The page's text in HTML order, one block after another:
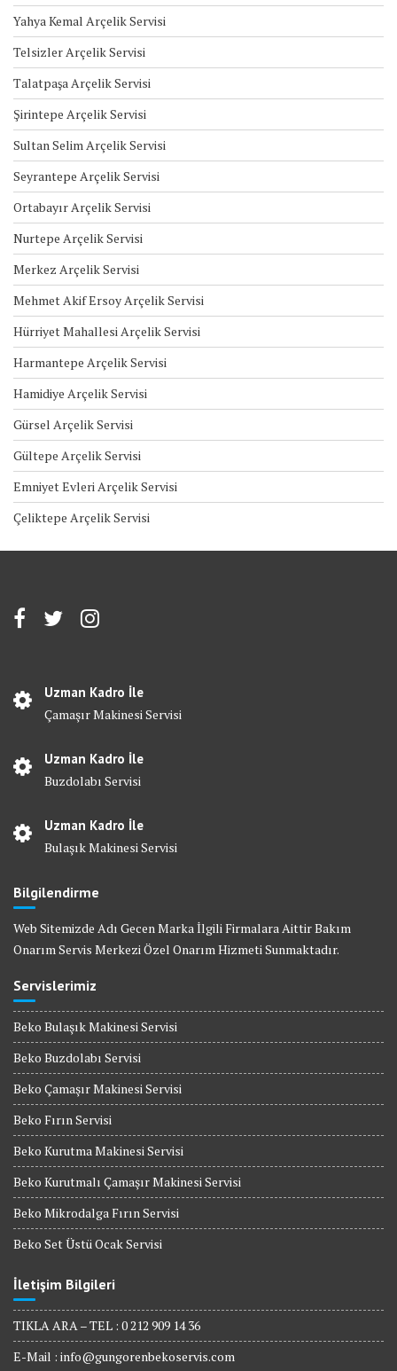
Yahya Kemal Arçelik Servisi
Telsizler Arçelik Servisi
Talatpaşa Arçelik Servisi
Şirintepe Arçelik Servisi
Sultan Selim Arçelik Servisi
Seyrantepe Arçelik Servisi
Ortabayır Arçelik Servisi
Nurtepe Arçelik Servisi
Merkez Arçelik Servisi
Mehmet Akif Ersoy Arçelik Servisi
Hürriyet Mahallesi Arçelik Servisi
Harmantepe Arçelik Servisi
Hamidiye Arçelik Servisi
Gürsel Arçelik Servisi
Gültepe Arçelik Servisi
Emniyet Evleri Arçelik Servisi
Çeliktepe Arçelik Servisi
Uzman Kadro İle
Çamaşır Makinesi Servisi
Uzman Kadro İle
Buzdolabı Servisi
Uzman Kadro İle
Bulaşık Makinesi Servisi
Bilgilendirme
Web Sitemizde Adı Gecen Marka İlgili Firmalara Aittir Bakım
Onarım Servis Merkezi Özel Onarım Hizmeti Sunmaktadır.
Servislerimiz
Beko Bulaşık Makinesi Servisi
Beko Buzdolabı Servisi
Beko Çamaşır Makinesi Servisi
Beko Fırın Servisi
Beko Kurutma Makinesi Servisi
Beko Kurutmalı Çamaşır Makinesi Servisi
Beko Mikrodalga Fırın Servisi
Beko Set Üstü Ocak Servisi
İletişim Bilgileri
TIKLA ARA – TEL : 0 212 909 14 36
E-Mail : info@gungorenbekoservis.com